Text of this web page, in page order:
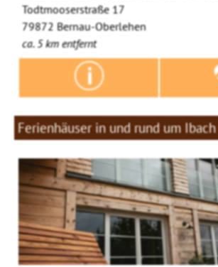
Todtmooserstraße 17
79872 Bernau-Oberlehen
ca. 5 km entfernt
Ferienhäuser in und rund um Ibach